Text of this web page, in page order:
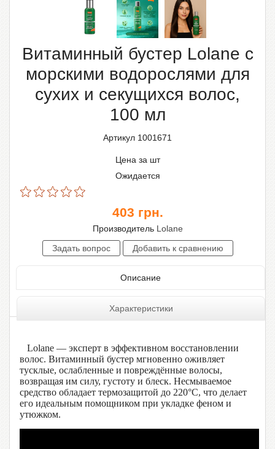
Витаминный бустер Lolane с
морскими водорослями для
сухих и секущихся волос,
100 мл
Артикул 1001671
Цена за шт
Ожидается
403 грн.
Производитель Lolane
Описание
Характеристики
Lolane — эксперт в эффективном восстановлении
волос. Витаминный бустер мгновенно оживляет
тусклые, ослабленные и повреждённые волосы,
возвращая им силу, густоту и блеск. Несмываемое
средство обладает термозащитой до 220°C, что делает
его идеальным помощником при укладке феном и
утюжком.